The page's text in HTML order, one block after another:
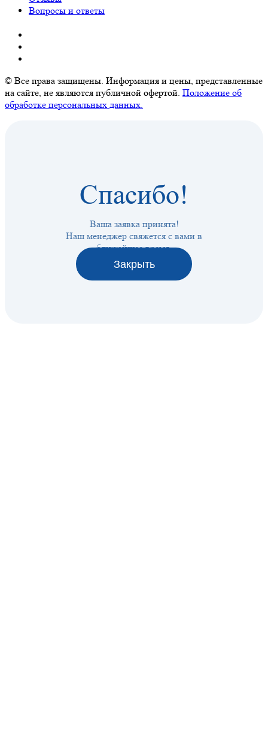
Вопросы и ответы
© Все права защищены. Информация и цены, представленные
на сайте, не являются публичной офертой. Положение об
обработке персональных данных.
Спасибо!
Ваша заявка принята!
Наш менеджер свяжется с вами в
ближайшее время.
Закрыть